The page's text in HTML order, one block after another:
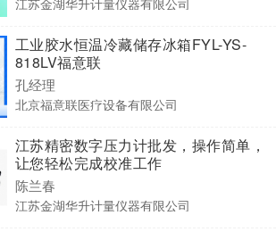
江苏金湖华升计量仪器有限公司
工业胶水恒温冷藏储存冰箱FYL-YS-
818LV福意联
孔经理
北京福意联医疗设备有限公司
江苏精密数字压力计批发，操作简单，
让您轻松完成校准工作
陈兰春
江苏金湖华升计量仪器有限公司